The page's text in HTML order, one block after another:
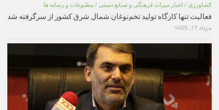
کشاورزی / اخبار میراث فرهنگی و صنایع دستی / مطبوعات و رسانه ها
فعالیت تنها کارگاه تولید تخم‌نوغان شمال شرق کشور از سرگرفته شد
مرداد 17, 1405